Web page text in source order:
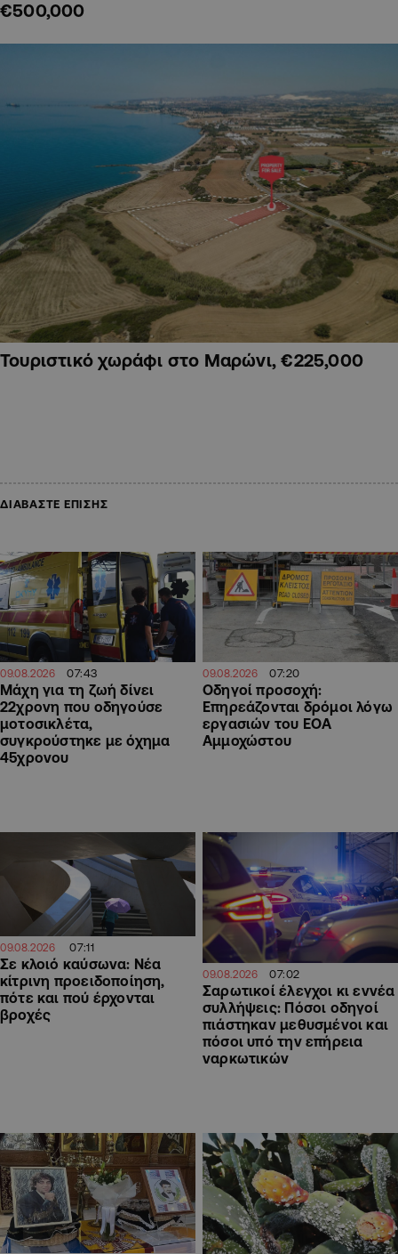
€500,000
Τουριστικό χωράφι στο Μαρώνι, €225,000
ΔΙΑΒΑΣΤΕ ΕΠΙΣΗΣ
09.08.2026 07:43
Μάχη για τη ζωή δίνει
22χρονη που οδηγούσε
μοτοσικλέτα,
συγκρούστηκε με όχημα
45χρονου
09.08.2026 07:20
Οδηγοί προσοχή:
Επηρεάζονται δρόμοι λόγω
εργασιών του ΕΟΑ
Αμμοχώστου
09.08.2026 07:11
Σε κλοιό καύσωνα: Νέα
κίτρινη προειδοποίηση,
πότε και πού έρχονται
βροχές
09.08.2026 07:02
Σαρωτικοί έλεγχοι κι εννέα
συλλήψεις: Πόσοι οδηγοί
πιάστηκαν μεθυσμένοι και
πόσοι υπό την επήρεια
ναρκωτικών